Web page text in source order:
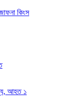
কিংস
আহত ১